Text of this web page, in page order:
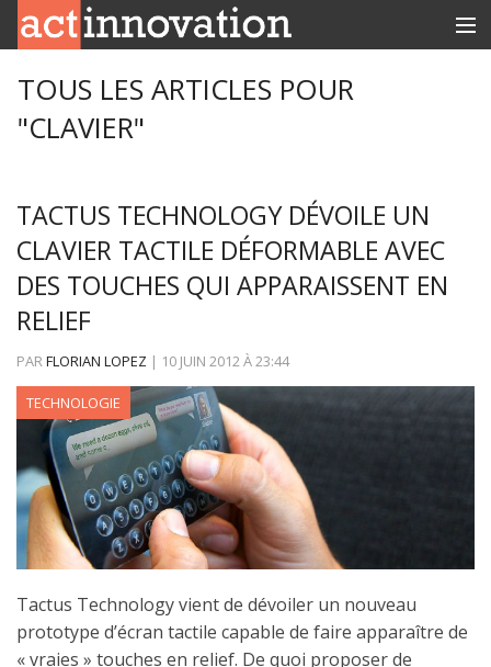
INNOBOX
TOUS LES ARTICLES POUR
"CLAVIER"
TACTUS TECHNOLOGY DÉVOILE UN
CLAVIER TACTILE DÉFORMABLE AVEC
DES TOUCHES QUI APPARAISSENT EN
RELIEF
PARFLORIAN LOPEZ | 10 JUIN 2012À23:44
TECHNOLOGIE
Tactus Technology vient de dévoiler un nouveau
prototype d’écran tactile capable de faire apparaître de
« vraies » touches en relief. De quoi proposer de